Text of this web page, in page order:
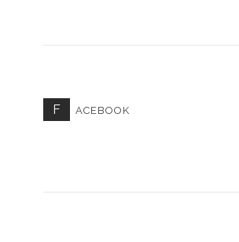
F ACEBOOK